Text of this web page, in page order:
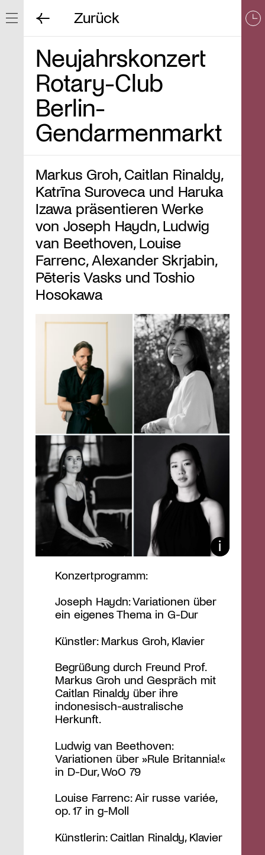
Navigation ein/ausblenden
Zurück
Neujahrskonzert
Rotary-Club
Berlin-
Gendarmenmarkt
Markus Groh, Caitlan Rinaldy,
Katrīna Suroveca und Haruka
Izawa präsentieren Werke
von Joseph Haydn, Ludwig
van Beethoven, Louise
Farrenc, Alexander Skrjabin,
Pēteris Vasks und Toshio
Hosokawa
Konzertprogramm:
Joseph Haydn: Variationen über
ein eigenes Thema in G-Dur
Künstler: Markus Groh, Klavier
Begrüßung durch Freund Prof.
Markus Groh und Gespräch mit
Caitlan Rinaldy über ihre
indonesisch-australische
Herkunft.
Ludwig van Beethoven:
Variationen über »Rule Britannia!«
in D-Dur, WoO 79
Louise Farrenc: Air russe variée,
op. 17 in g-Moll
Künstlerin: Caitlan Rinaldy, Klavier